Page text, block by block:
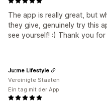
The app is really great, but
they give, genuinely try this
see yourself! :) Thank you for
Ju:me Lifestyle
Vereinigte Staaten
Ein tag mit der App